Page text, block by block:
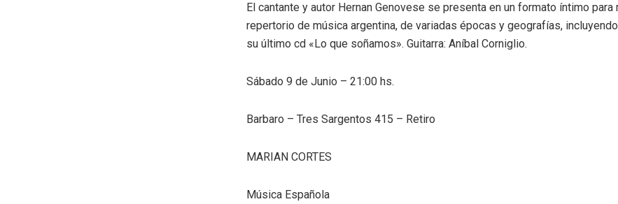
El cantante y autor Hernan Genovese se presenta en un formato íntimo para
repertorio de música argentina, de variadas épocas y geografías,
su último cd «Lo que soñamos». Guitarra: Aníbal Corniglio.
Sábado 9 de Junio – 21:00 hs.
Barbaro – Tres Sargentos 415 – Retiro
MARIAN CORTES
Música Española